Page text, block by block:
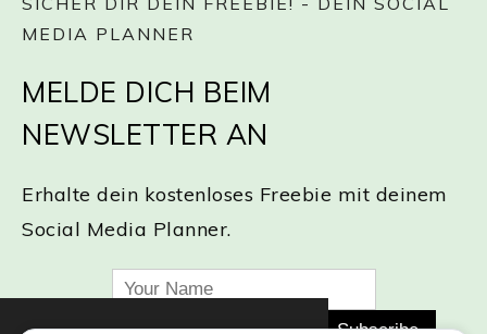
MEDIA PLANNER
MELDE DICH BEIM
NEWSLETTER AN
Erhalte dein kostenloses Freebie mit deinem
Social Media Planner.